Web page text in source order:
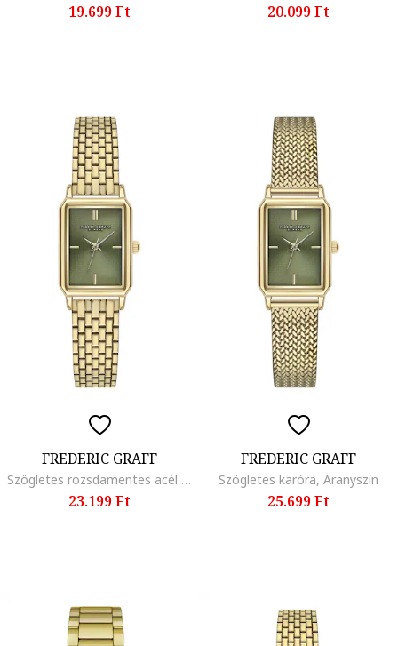
19.699 Ft 20.099 Ft
FREDERIC GRAFF
Szögletes rozsdamentes acél karóra, Aranyszín
23.199 Ft
FREDERIC GRAFF
Szögletes karóra, Aranyszín
25.699 Ft